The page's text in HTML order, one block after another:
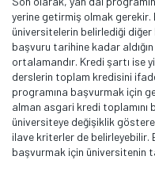
yerine getirmiş olmak gerekir.
üniversitelerin belirlediği
başvuru tarihine kadar
ortalamandır. Kredi şartı ise
derslerin toplam kredisini
programına başvurmak için
alman asgari kredi toplamını
üniversiteye değişiklik
ilave kriterler de belirleyebilir.
başvurmak için üniversitenin